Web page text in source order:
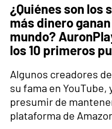
¿Quiénes son los
más dinero
mundo?
los 10 primeros
Algunos creadores
su fama en YouTube,
presumir de
plataforma de